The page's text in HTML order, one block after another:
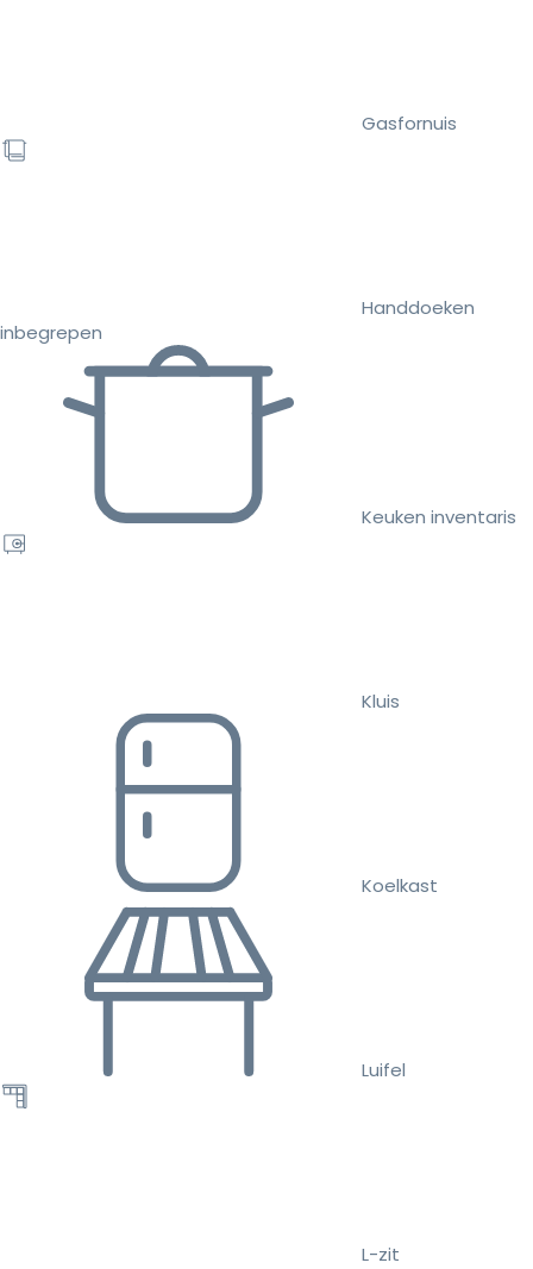
Gasfornuis
Handdoeken
inbegrepen
Keuken inventaris
Kluis
Koelkast
Luifel
L-zit